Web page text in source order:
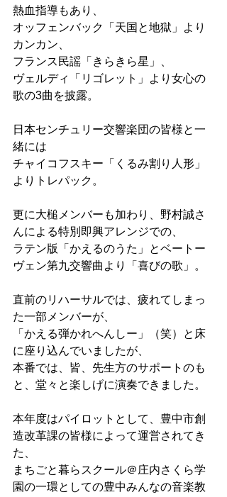
熱血指導もあり、
オッフェンバック「天国と地獄」より
カンカン、
フランス民謡「きらきら星」、
ヴェルディ「リゴレット」より女心の
歌の3曲を披露。
日本センチュリー交響楽団の皆様と一
緒には
チャイコフスキー「くるみ割り人形」
よりトレパック。
更に大槌メンバーも加わり、野村誠さ
んによる特別即興アレンジでの、
ラテン版「かえるのうた」とベートー
ヴェン第九交響曲より「喜びの歌」。
直前のリハーサルでは、疲れてしまっ
た一部メンバーが、
「かえる弾かれへんしー」（笑）と床
に座り込んでいましたが、
本番では、皆、先生方のサポートのも
と、堂々と楽しげに演奏できました。
本年度はパイロットとして、豊中市創
造改革課の皆様によって運営されてき
た、
まちごと暮らスクール＠庄内さくら学
園の一環としての豊中みんなの音楽教